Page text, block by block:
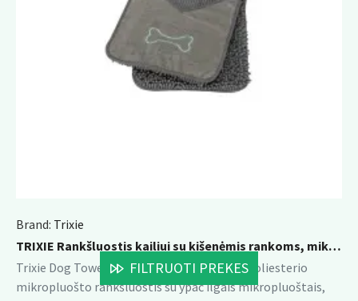
Brand: Trixie
TRIXIE Rankšluostis kailiui su kišenėmis rankoms, mikropluoštas, 78x32 cm, pilkas
Trixie Dog Towel yra itin sugeriantis 100% poliesterio
mikropluošto rankšluostis su ypač ilgais mikropluoštais,
FILTRUOTI PREKES